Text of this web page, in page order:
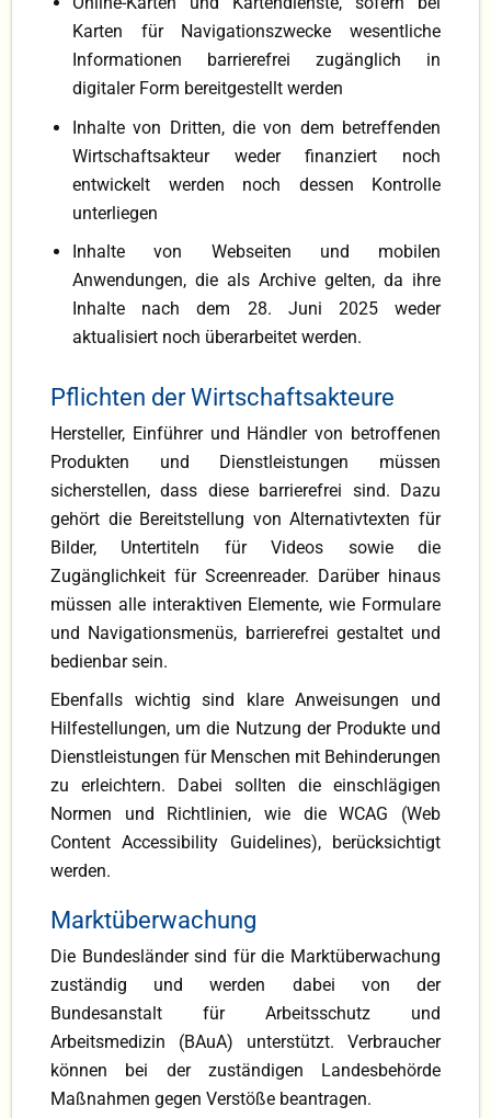
Karten für Navigationszwecke wesentliche
Informationen barrierefrei zugänglich in
digitaler Form bereitgestellt werden
Inhalte von Dritten, die von dem betreffenden
Wirtschaftsakteur weder finanziert noch
entwickelt werden noch dessen Kontrolle
unterliegen
Inhalte von Webseiten und mobilen
Anwendungen, die als Archive gelten, da ihre
Inhalte nach dem 28. Juni 2025 weder
aktualisiert noch überarbeitet werden.
Pflichten der Wirtschaftsakteure
Hersteller, Einführer und Händler von betroffenen
Produkten und Dienstleistungen müssen
sicherstellen, dass diese barrierefrei sind. Dazu
gehört die Bereitstellung von Alternativtexten für
Bilder, Untertiteln für Videos sowie die
Zugänglichkeit für Screenreader. Darüber hinaus
müssen alle interaktiven Elemente, wie Formulare
und Navigationsmenüs, barrierefrei gestaltet und
bedienbar sein.
Ebenfalls wichtig sind klare Anweisungen und
Hilfestellungen, um die Nutzung der Produkte und
Dienstleistungen für Menschen mit Behinderungen
zu erleichtern. Dabei sollten die einschlägigen
Normen und Richtlinien, wie die WCAG (Web
Content Accessibility Guidelines), berücksichtigt
werden.
Marktüberwachung
Die Bundesländer sind für die Marktüberwachung
zuständig und werden dabei von der
Bundesanstalt für Arbeitsschutz und
Arbeitsmedizin (BAuA) unterstützt. Verbraucher
können bei der zuständigen Landesbehörde
Maßnahmen gegen Verstöße beantragen.